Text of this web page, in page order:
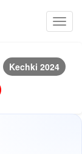
Kechki 2024